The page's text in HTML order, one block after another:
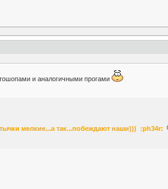
и аналогичными прогами
мелкие...а так...побеждают наши))) :ph34r: